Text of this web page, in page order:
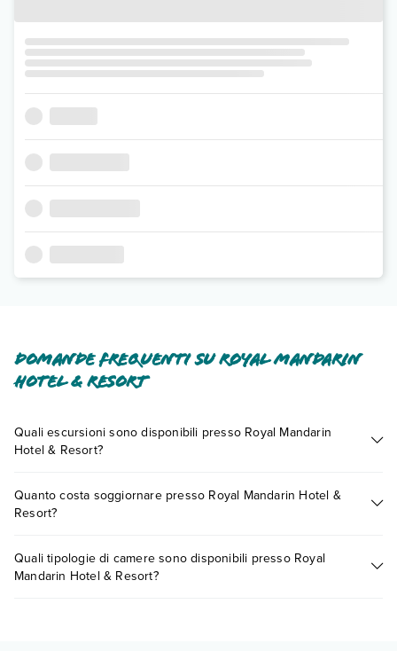
Domande frequenti su Royal Mandarin
Hotel & Resort
Quali escursioni sono disponibili presso Royal Mandarin
Hotel & Resort?
presso Royal Mandarin Hotel & Resort. Scoprile tutte nella
sezione dedicata
Quanto costa soggiornare presso Royal Mandarin Hotel &
Resort?
base a vari fattori (per es. date, condizioni dell'hotel, ecc). Per
consultare i prezzi, compila il motore di ricerca e scegli
Quali tipologie di camere sono disponibili presso Royal
Mandarin Hotel & Resort?